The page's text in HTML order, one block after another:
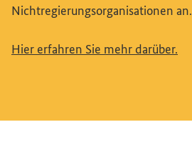
Nichtregierungsorganisationen an.
Hier erfahren Sie mehr darüber.